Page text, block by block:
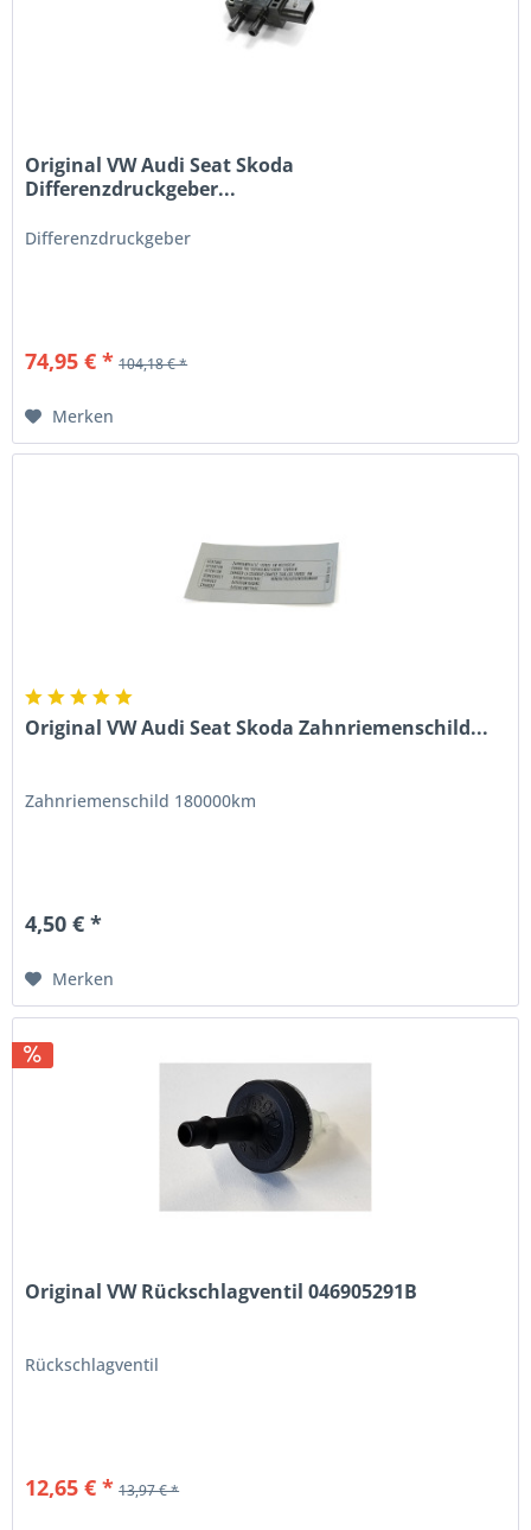
Original VW Audi Seat Skoda
Differenzdruckgeber...
Differenzdruckgeber
74,95 € * 104,18 € *
Merken
Original VW Audi Seat Skoda Zahnriemenschild...
Zahnriemenschild 180000km
4,50 € *
Merken
Original VW Rückschlagventil 046905291B
Rückschlagventil
12,65 € * 13,97 € *